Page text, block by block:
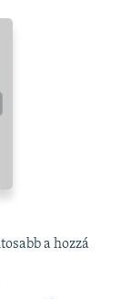
a hozzá